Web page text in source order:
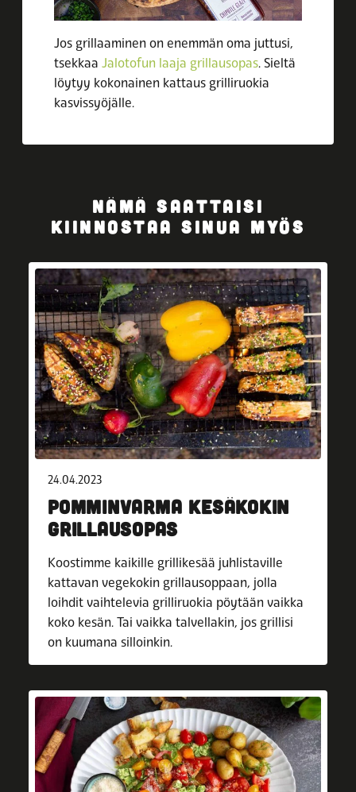
Jos grillaaminen on enemmän oma juttusi,
tsekkaa Jalotofun laaja grillausopas. Sieltä
löytyy kokonainen kattaus grilliruokia
kasvissyöjälle.
NÄMÄ SAATTAISI
KIINNOSTAA SINUA MYÖS
24.04.2023
POMMINVARMA KESÄKOKIN
GRILLAUSOPAS
Koostimme kaikille grillikesää juhlistaville
kattavan vegekokin grillausoppaan, jolla
loihdit vaihtelevia grilliruokia pöytään vaikka
koko kesän. Tai vaikka talvellakin, jos grillisi
on kuumana silloinkin.